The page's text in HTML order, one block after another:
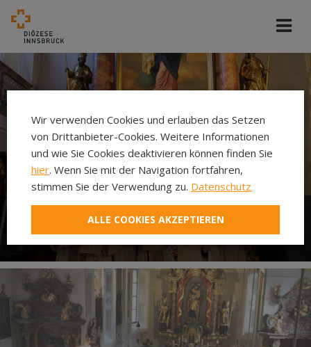
Ministrieren
Wir verwenden Cookies und erlauben das Setzen
von Drittanbieter-Cookies. Weitere Informationen
und wie Sie Cookies deaktivieren können finden Sie
hier. Wenn Sie mit der Navigation fortfahren,
stimmen Sie der Verwendung zu. Datenschutz
ALLE COOKIES AKZEPTIEREN